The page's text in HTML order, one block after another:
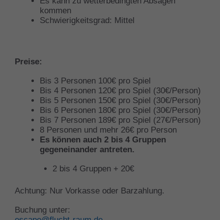
kommen
Schwierigkeitsgrad: Mittel
Preise:
Bis 3 Personen 100€ pro Spiel
Bis 4 Personen 120€ pro Spiel (30€/Person)
Bis 5 Personen 150€ pro Spiel (30€/Person)
Bis 6 Personen 180€ pro Spiel (30€/Person)
Bis 7 Personen 189€ pro Spiel (27€/Person)
8 Personen und mehr 26€ pro Person
Es können auch 2 bis 4 Gruppen
gegeneinander antreten.
2 bis 4 Gruppen + 20€
Achtung: Nur Vorkasse oder Barzahlung.
Buchung unter: